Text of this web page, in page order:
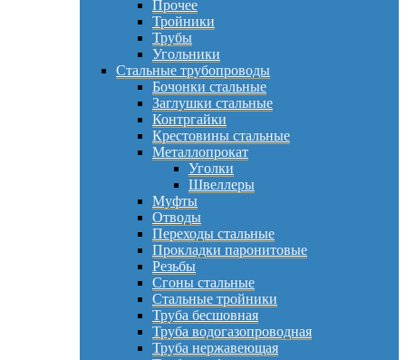
Прочее
Тройники
Трубы
Угольники
Стальные трубопроводы
Бочонки стальные
Заглушки стальные
Контргайки
Крестовины стальные
Металлопрокат
Уголки
Швеллеры
Муфты
Отводы
Переходы стальные
Прокладки паронитовые
Резьбы
Сгоны стальные
Стальные тройники
Труба бесшовная
Труба водогазопроводная
Труба нержавеющая